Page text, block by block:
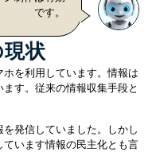
です。
状
を利用しています。情報は
す。従来の情報収集手段と
発信していました。しかし
います情報の民主化とも言